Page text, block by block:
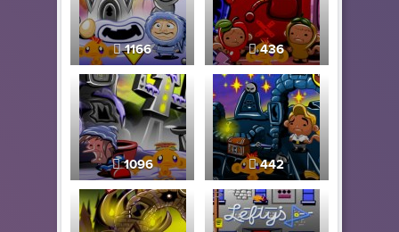
1166 436
1096 442